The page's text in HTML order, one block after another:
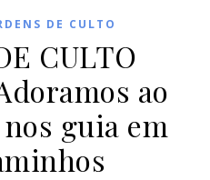
DE CULTO
CULTO
ao
guia em